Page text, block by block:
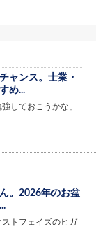
ャンス。士業・
め...
しておこうかな」
。2026年のお盆
ストフェイズのヒガ